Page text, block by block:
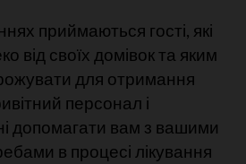
приймаються гості, які
від своїх домівок та яким
для отримання
персонал і
допомагати вам з вашими
в процесі лікування